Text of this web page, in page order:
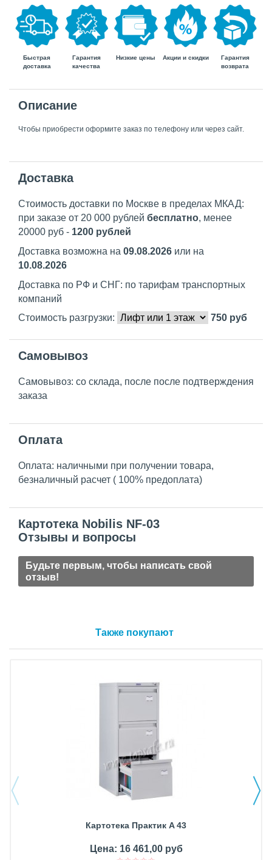
Быстрая
доставка
Гарантия
качества
Низкие цены Акции и скидки
Гарантия
возврата
Описание
Чтобы приобрести оформите заказ по телефону или через сайт.
Доставка
Стоимость доставки по Москве в пределах МКАД:
при заказе от 20 000 рублей бесплатно, менее
20000 руб - 1200 рублей
Доставка возможна на 09.08.2026 или на
10.08.2026
Доставка по РФ и СНГ: по тарифам транспортных
компаний
Стоимость разгрузки:
750 руб
Самовывоз
Самовывоз: со склада, после после подтверждения
заказа
Оплата
Оплата: наличными при получении товара,
безналичный расчет ( 100% предоплата)
Картотека Nobilis NF-03
Отзывы и вопросы
Будьте первым, чтобы написать свой
отзыв!
Также покупают
Картотека Практик A 43
Цена: 16 461,00 руб